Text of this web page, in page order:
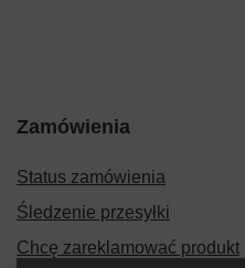
Zamówienia
Status zamówienia
Śledzenie przesyłki
Chcę zareklamować produkt